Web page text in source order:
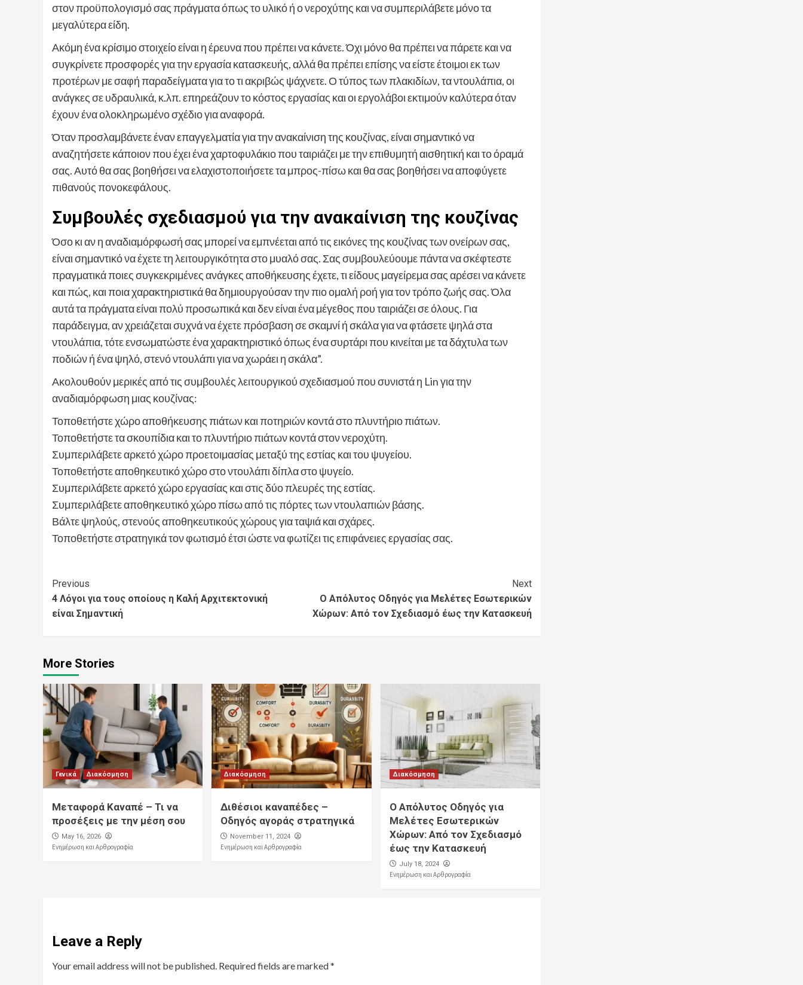
στον προϋπολογισμό σας πράγματα όπως το υλικό ή ο νεροχύτης και να συμπεριλάβετε μόνο τα
μεγαλύτερα είδη.
Ακόμη ένα κρίσιμο στοιχείο είναι η έρευνα που πρέπει να κάνετε. Όχι μόνο θα πρέπει να πάρετε και να
συγκρίνετε προσφορές για την εργασία κατασκευής, αλλά θα πρέπει επίσης να είστε έτοιμοι εκ των
προτέρων με σαφή παραδείγματα για το τι ακριβώς ψάχνετε. Ο τύπος των πλακιδίων, τα ντουλάπια, οι
ανάγκες σε υδραυλικά, κ.λπ. επηρεάζουν το κόστος εργασίας και οι εργολάβοι εκτιμούν καλύτερα όταν
έχουν ένα ολοκληρωμένο σχέδιο για αναφορά.
Όταν προσλαμβάνετε έναν επαγγελματία για την ανακαίνιση της κουζίνας, είναι σημαντικό να
αναζητήσετε κάποιον που έχει ένα χαρτοφυλάκιο που ταιριάζει με την επιθυμητή αισθητική και το όραμά
σας. Αυτό θα σας βοηθήσει να ελαχιστοποιήσετε τα μπρος-πίσω και θα σας βοηθήσει να αποφύγετε
πιθανούς πονοκεφάλους.
Συμβουλές σχεδιασμού για την ανακαίνιση της κουζίνας
Όσο κι αν η αναδιαμόρφωσή σας μπορεί να εμπνέεται από τις εικόνες της κουζίνας των ονείρων σας,
είναι σημαντικό να έχετε τη λειτουργικότητα στο μυαλό σας. Σας συμβουλεύουμε πάντα να σκέφτεστε
πραγματικά ποιες συγκεκριμένες ανάγκες αποθήκευσης έχετε, τι είδους μαγείρεμα σας αρέσει να κάνετε
και πώς, και ποια χαρακτηριστικά θα δημιουργούσαν την πιο ομαλή ροή για τον τρόπο ζωής σας. Όλα
αυτά τα πράγματα είναι πολύ προσωπικά και δεν είναι ένα μέγεθος που ταιριάζει σε όλους. Για
παράδειγμα, αν χρειάζεται συχνά να έχετε πρόσβαση σε σκαμνί ή σκάλα για να φτάσετε ψηλά στα
ντουλάπια, τότε ενσωματώστε ένα χαρακτηριστικό όπως ένα συρτάρι που κινείται με τα δάχτυλα των
ποδιών ή ένα ψηλό, στενό ντουλάπι για να χωράει η σκάλα”.
Ακολουθούν μερικές από τις συμβουλές λειτουργικού σχεδιασμού που συνιστά η Lin για την
αναδιαμόρφωση μιας κουζίνας:
Τοποθετήστε χώρο αποθήκευσης πιάτων και ποτηριών κοντά στο πλυντήριο πιάτων.
Τοποθετήστε τα σκουπίδια και το πλυντήριο πιάτων κοντά στον νεροχύτη.
Συμπεριλάβετε αρκετό χώρο προετοιμασίας μεταξύ της εστίας και του ψυγείου.
Τοποθετήστε αποθηκευτικό χώρο στο ντουλάπι δίπλα στο ψυγείο.
Συμπεριλάβετε αρκετό χώρο εργασίας και στις δύο πλευρές της εστίας.
Συμπεριλάβετε αποθηκευτικό χώρο πίσω από τις πόρτες των ντουλαπιών βάσης.
Βάλτε ψηλούς, στενούς αποθηκευτικούς χώρους για ταψιά και σχάρες.
Τοποθετήστε στρατηγικά τον φωτισμό έτσι ώστε να φωτίζει τις επιφάνειες εργασίας σας.
Continue
Reading
Previous
4 Λόγοι για τους οποίους η Καλή Αρχιτεκτονική
είναι Σημαντική
Next
Ο Απόλυτος Οδηγός για Μελέτες Εσωτερικών
Χώρων: Από τον Σχεδιασμό έως την Κατασκευή
More Stories
Γενικά Διακόσμηση
Μεταφορά Καναπέ – Τι να
προσέξεις με την μέση σου
May 16, 2026
Ενημέρωση και Αρθρογραφία
Διακόσμηση
Διθέσιοι καναπέδες –
Οδηγός αγοράς στρατηγικά
November 11, 2024
Ενημέρωση και Αρθρογραφία
Διακόσμηση
Ο Απόλυτος Οδηγός για
Μελέτες Εσωτερικών
Χώρων: Από τον Σχεδιασμό
έως την Κατασκευή
July 18, 2024
Ενημέρωση και Αρθρογραφία
Leave a Reply
Your email address will not be published. Required fields are marked*